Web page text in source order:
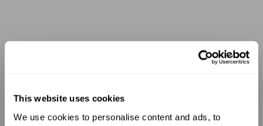
This website uses cookies
We use cookies to personalise content and ads, to